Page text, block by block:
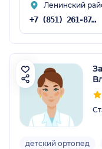
Ленинский
+7 (851) 261-87-56
детский ортопед